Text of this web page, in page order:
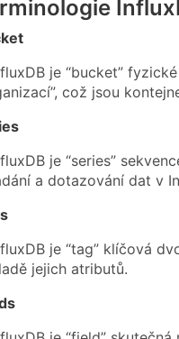
je “bucket”
což jsou
je “series”
a dotazování dat v
je “tag” klíčová
jejich atributů.